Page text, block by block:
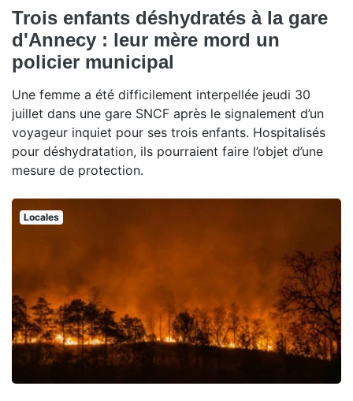
Trois enfants déshydratés à la gare
d'Annecy : leur mère mord un
policier municipal
Une femme a été difficilement interpellée jeudi 30
juillet dans une gare SNCF après le signalement d’un
voyageur inquiet pour ses trois enfants. Hospitalisés
pour déshydratation, ils pourraient faire l’objet d’une
mesure de protection.
Locales